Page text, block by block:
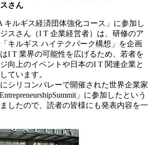
さん
キルギス経済団体強化コース」に参加し
スさん（I T 企業経営者）は、研修のア
キルギス ハイテクパーク構想」を企画
I T 業界の可能性を広げるため、若者を
向上のイベントや日本のI T 関連企業と
ています。
シリコンバレーで開催された世界企業家
」に参加したという
したので、読者の皆様にも発表内容を一